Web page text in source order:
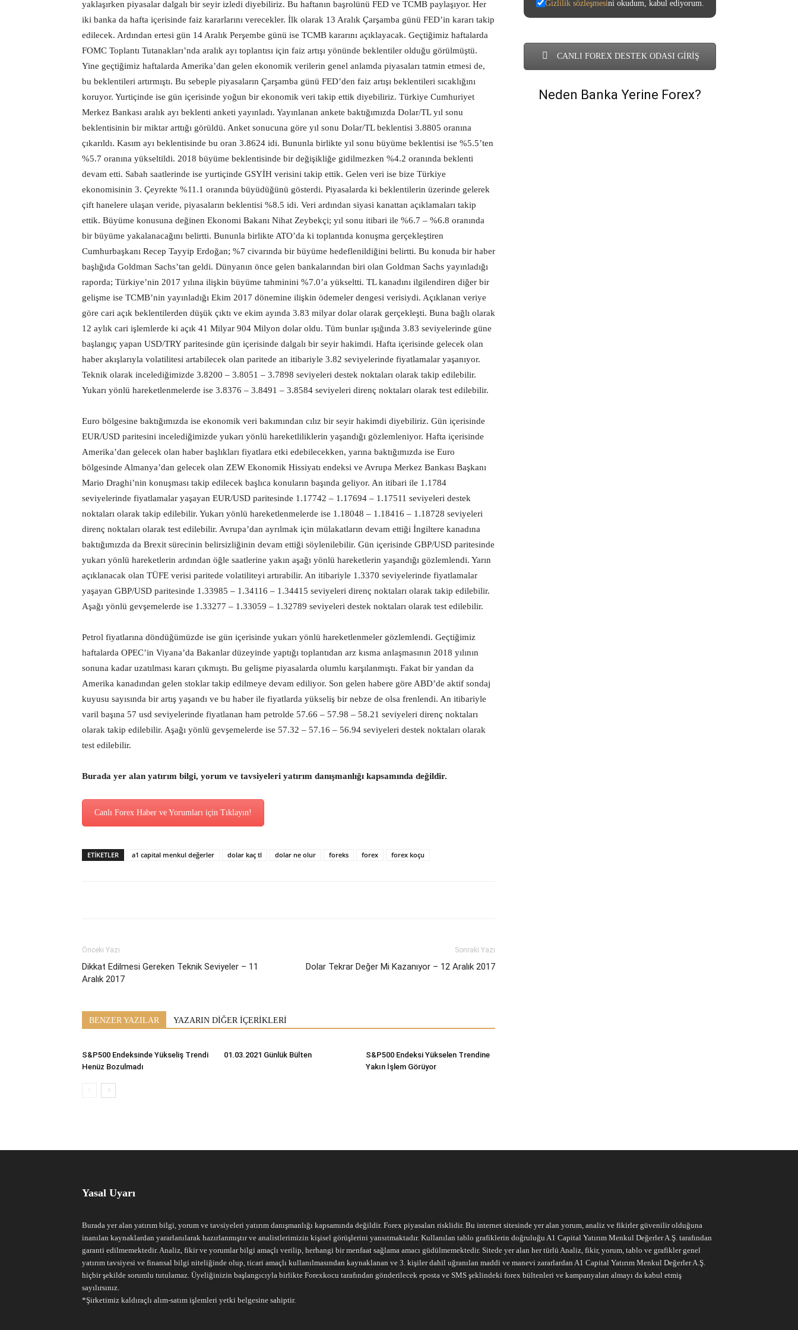
yaklaşırken piyasalar dalgalı bir seyir izledi diyebiliriz. Bu haftanın başrolünü FED ve TCMB paylaşıyor. Her
iki banka da hafta içerisinde faiz kararlarını verecekler. İlk olarak 13 Aralık Çarşamba günü FED’in kararı takip
edilecek. Ardından ertesi gün 14 Aralık Perşembe günü ise TCMB kararını açıklayacak. Geçtiğimiz haftalarda
FOMC Toplantı Tutanakları’nda aralık ayı toplantısı için faiz artışı yönünde beklentiler olduğu görülmüştü.
Yine geçtiğimiz haftalarda Amerika’dan gelen ekonomik verilerin genel anlamda piyasaları tatmin etmesi de,
bu beklentileri artırmıştı. Bu sebeple piyasaların Çarşamba günü FED’den faiz artışı beklentileri sıcaklığını
koruyor. Yurtiçinde ise gün içerisinde yoğun bir ekonomik veri takip ettik diyebiliriz. Türkiye Cumhuriyet
Merkez Bankası aralık ayı beklenti anketi yayınladı. Yayınlanan ankete baktığımızda Dolar/TL yıl sonu
beklentisinin bir miktar arttığı görüldü. Anket sonucuna göre yıl sonu Dolar/TL beklentisi 3.8805 oranına
çıkarıldı. Kasım ayı beklentisinde bu oran 3.8624 idi. Bununla birlikte yıl sonu büyüme beklentisi ise %5.5’ten
%5.7 oranına yükseltildi. 2018 büyüme beklentisinde bir değişikliğe gidilmezken %4.2 oranında beklenti
devam etti. Sabah saatlerinde ise yurtiçinde GSYİH verisini takip ettik. Gelen veri ise bize Türkiye
ekonomisinin 3. Çeyrekte %11.1 oranında büyüdüğünü gösterdi. Piyasalarda ki beklentilerin üzerinde gelerek
çift hanelere ulaşan veride, piyasaların beklentisi %8.5 idi. Veri ardından siyasi kanattan açıklamaları takip
ettik. Büyüme konusuna değinen Ekonomi Bakanı Nihat Zeybekçi; yıl sonu itibari ile %6.7 – %6.8 oranında
bir büyüme yakalanacağını belirtti. Bununla birlikte ATO’da ki toplantıda konuşma gerçekleştiren
Cumhurbaşkanı Recep Tayyip Erdoğan; %7 civarında bir büyüme hedeflenildiğini belirtti. Bu konuda bir haber
başlığıda Goldman Sachs’tan geldi. Dünyanın önce gelen bankalarından biri olan Goldman Sachs yayınladığı
raporda; Türkiye’nin 2017 yılına ilişkin büyüme tahminini %7.0’a yükseltti. TL kanadını ilgilendiren diğer bir
gelişme ise TCMB’nin yayınladığı Ekim 2017 dönemine ilişkin ödemeler dengesi verisiydi. Açıklanan veriye
göre cari açık beklentilerden düşük çıktı ve ekim ayında 3.83 milyar dolar olarak gerçekleşti. Buna bağlı olarak
12 aylık cari işlemlerde ki açık 41 Milyar 904 Milyon dolar oldu. Tüm bunlar ışığında 3.83 seviyelerinde güne
başlangıç yapan USD/TRY paritesinde gün içerisinde dalgalı bir seyir hakimdi. Hafta içerisinde gelecek olan
haber akışlarıyla volatilitesi artabilecek olan paritede an itibariyle 3.82 seviyelerinde fiyatlamalar yaşanıyor.
Teknik olarak incelediğimizde 3.8200 – 3.8051 – 3.7898 seviyeleri destek noktaları olarak takip edilebilir.
Yukarı yönlü hareketlenmelerde ise 3.8376 – 3.8491 – 3.8584 seviyeleri direnç noktaları olarak test edilebilir.
Euro bölgesine baktığımızda ise ekonomik veri bakımından cılız bir seyir hakimdi diyebiliriz. Gün içerisinde
EUR/USD paritesini incelediğimizde yukarı yönlü hareketliliklerin yaşandığı gözlemleniyor. Hafta içerisinde
Amerika’dan gelecek olan haber başlıkları fiyatlara etki edebilecekken, yarına baktığımızda ise Euro
bölgesinde Almanya’dan gelecek olan ZEW Ekonomik Hissiyatı endeksi ve Avrupa Merkez Bankası Başkanı
Mario Draghi’nin konuşması takip edilecek başlıca konuların başında geliyor. An itibari ile 1.1784
seviyelerinde fiyatlamalar yaşayan EUR/USD paritesinde 1.17742 – 1.17694 – 1.17511 seviyeleri destek
noktaları olarak takip edilebilir. Yukarı yönlü hareketlenmelerde ise 1.18048 – 1.18416 – 1.18728 seviyeleri
direnç noktaları olarak test edilebilir. Avrupa’dan ayrılmak için mülakatların devam ettiği İngiltere kanadına
baktığımızda da Brexit sürecinin belirsizliğinin devam ettiği söylenilebilir. Gün içerisinde GBP/USD paritesinde
yukarı yönlü hareketlerin ardından öğle saatlerine yakın aşağı yönlü hareketlerin yaşandığı gözlemlendi. Yarın
açıklanacak olan TÜFE verisi paritede volatiliteyi artırabilir. An itibariyle 1.3370 seviyelerinde fiyatlamalar
yaşayan GBP/USD paritesinde 1.33985 – 1.34116 – 1.34415 seviyeleri direnç noktaları olarak takip edilebilir.
Aşağı yönlü gevşemelerde ise 1.33277 – 1.33059 – 1.32789 seviyeleri destek noktaları olarak test edilebilir.
Petrol fiyatlarına döndüğümüzde ise gün içerisinde yukarı yönlü hareketlenmeler gözlemlendi. Geçtiğimiz
haftalarda OPEC’in Viyana’da Bakanlar düzeyinde yaptığı toplantıdan arz kısma anlaşmasının 2018 yılının
sonuna kadar uzatılması kararı çıkmıştı. Bu gelişme piyasalarda olumlu karşılanmıştı. Fakat bir yandan da
Amerika kanadından gelen stoklar takip edilmeye devam ediliyor. Son gelen habere göre ABD’de aktif sondaj
kuyusu sayısında bir artış yaşandı ve bu haber ile fiyatlarda yükseliş bir nebze de olsa frenlendi. An itibariyle
varil başına 57 usd seviyelerinde fiyatlanan ham petrolde 57.66 – 57.98 – 58.21 seviyeleri direnç noktaları
olarak takip edilebilir. Aşağı yönlü gevşemelerde ise 57.32 – 57.16 – 56.94 seviyeleri destek noktaları olarak
test edilebilir.
Burada yer alan yatırım bilgi, yorum ve tavsiyeleri yatırım danışmanlığı kapsamında değildir.
Canlı Forex Haber ve Yorumları için Tıklayın!
ETİKETLER a1 capital menkul değerler dolar kaç tl dolar ne olur foreks forex forex koçu
Önceki Yazı
Dikkat Edilmesi Gereken Teknik Seviyeler – 11
Aralık 2017
Sonraki Yazı
Dolar Tekrar Değer Mi Kazanıyor – 12 Aralık 2017
BENZER YAZILAR YAZARIN DİĞER İÇERİKLERİ
S&P500 Endeksinde Yükseliş Trendi
Henüz Bozulmadı
01.03.2021 Günlük Bülten
S&P500 Endeksi Yükselen Trendine
Yakın İşlem Görüyor
Gizlilik sözleşmesini okudum, kabul ediyorum.
CANLI FOREX DESTEK ODASI GİRİŞ
Neden Banka Yerine Forex?
Yasal Uyarı
Burada yer alan yatırım bilgi, yorum ve tavsiyeleri yatırım danışmanlığı kapsamında değildir. Forex piyasaları risklidir. Bu internet sitesinde yer alan yorum, analiz ve fikirler güvenilir olduğuna
inanılan kaynaklardan yararlanılarak hazırlanmıştır ve analistlerimizin kişisel görüşlerini yansıtmaktadır. Kullanılan tablo grafiklerin doğruluğu A1 Capital Yatırım Menkul Değerler A.Ş. tarafından
garanti edilmemektedir. Analiz, fikir ve yorumlar bilgi amaçlı verilip, herhangi bir menfaat sağlama amacı güdülmemektedir. Sitede yer alan her türlü Analiz, fikir, yorum, tablo ve grafikler genel
yatırım tavsiyesi ve finansal bilgi niteliğinde olup, ticari amaçlı kullanılmasından kaynaklanan ve 3. kişiler dahil uğranılan maddi ve manevi zararlardan A1 Capital Yatırım Menkul Değerler A.Ş.
hiçbir şekilde sorumlu tutulamaz. Üyeliğinizin başlangıcıyla birlikte Forexkocu tarafından gönderilecek eposta ve SMS şeklindeki forex bültenleri ve kampanyaları almayı da kabul etmiş
sayılırsınız.
*Şirketimiz kaldıraçlı alım-satım işlemleri yetki belgesine sahiptir.